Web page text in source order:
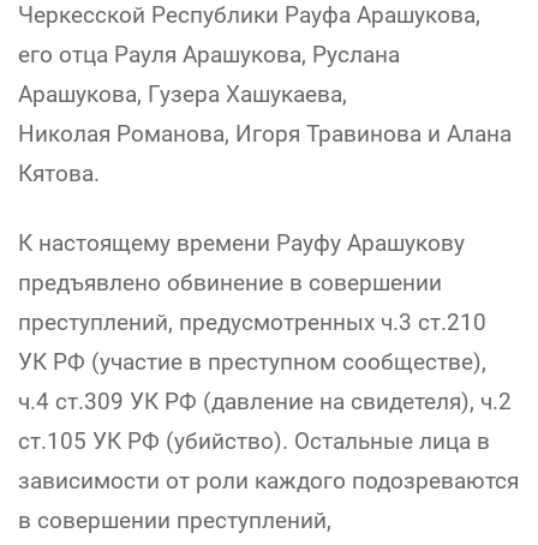
Черкесской Республики Рауфа Арашукова,
его отца Рауля Арашукова, Руслана
Арашукова, Гузера Хашукаева,
Николая Романова, Игоря Травинова и Алана
Кятова.
К настоящему времени Рауфу Арашукову
предъявлено обвинение в совершении
преступлений, предусмотренных ч.3 ст.210
УК РФ (участие в преступном сообществе),
ч.4 ст.309 УК РФ (давление на свидетеля), ч.2
ст.105 УК РФ (убийство). Остальные лица в
зависимости от роли каждого подозреваются
в совершении преступлений,